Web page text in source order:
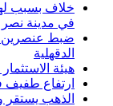
خلاف بسبب
في مدينة نصر
ضبط عنصرين
الدقهلية
هيئة
ارتفاع طفيف
الذهب يستقر وعيار 21 يسجل 6115